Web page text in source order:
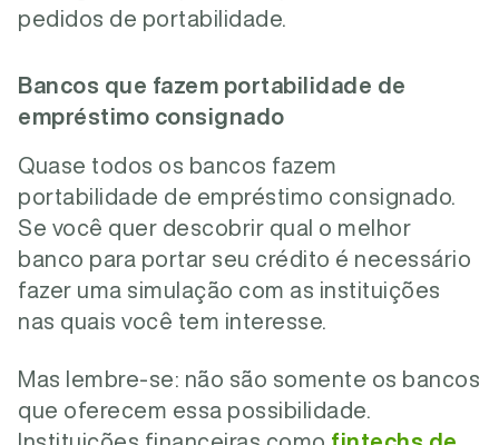
pedidos de portabilidade.
Bancos que fazem portabilidade de
empréstimo consignado
Quase todos os bancos fazem
portabilidade de empréstimo consignado.
Se você quer descobrir qual o melhor
banco para portar seu crédito é necessário
fazer uma simulação com as instituições
nas quais você tem interesse.
Mas lembre-se: não são somente os bancos
que oferecem essa possibilidade.